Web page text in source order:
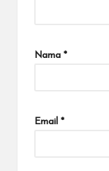
Nama *
Email *